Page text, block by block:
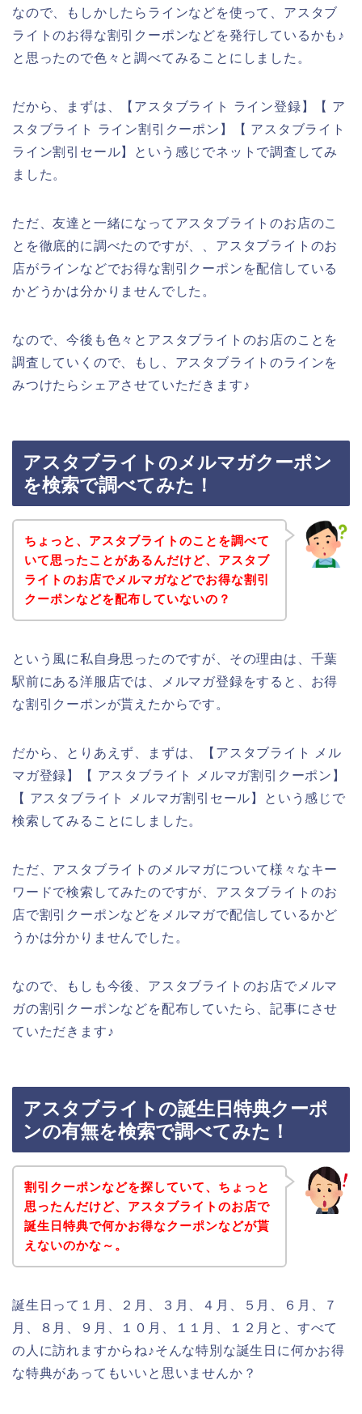
なので、もしかしたらラインなどを使って、アスタブ
ライトのお得な割引クーポンなどを発行しているかも♪
と思ったので色々と調べてみることにしました。
だから、まずは、【アスタブライト ライン登録】【 ア
スタブライト ライン割引クーポン】【 アスタブライト
ライン割引セール】という感じでネットで調査してみ
ました。
ただ、友達と一緒になってアスタブライトのお店のこ
とを徹底的に調べたのですが、、アスタブライトのお
店がラインなどでお得な割引クーポンを配信している
かどうかは分かりませんでした。
なので、今後も色々とアスタブライトのお店のことを
調査していくので、もし、アスタブライトのラインを
みつけたらシェアさせていただきます♪
アスタブライトのメルマガクーポン
を検索で調べてみた！
ちょっと、アスタブライトのことを調べて
いて思ったことがあるんだけど、アスタブ
ライトのお店でメルマガなどでお得な割引
クーポンなどを配布していないの？
という風に私自身思ったのですが、その理由は、千葉
駅前にある洋服店では、メルマガ登録をすると、お得
な割引クーポンが貰えたからです。
だから、とりあえず、まずは、【アスタブライト メル
マガ登録】【 アスタブライト メルマガ割引クーポン】
【 アスタブライト メルマガ割引セール】という感じで
検索してみることにしました。
ただ、アスタブライトのメルマガについて様々なキー
ワードで検索してみたのですが、アスタブライトのお
店で割引クーポンなどをメルマガで配信しているかど
うかは分かりませんでした。
なので、もしも今後、アスタブライトのお店でメルマ
ガの割引クーポンなどを配布していたら、記事にさせ
ていただきます♪
アスタブライトの誕生日特典クーポ
ンの有無を検索で調べてみた！
割引クーポンなどを探していて、ちょっと
思ったんだけど、アスタブライトのお店で
誕生日特典で何かお得なクーポンなどが貰
えないのかな～。
誕生日って１月、２月、３月、４月、５月、６月、７
月、８月、９月、１０月、１１月、１２月と、すべて
の人に訪れますからね♪そんな特別な誕生日に何かお得
な特典があってもいいと思いませんか？